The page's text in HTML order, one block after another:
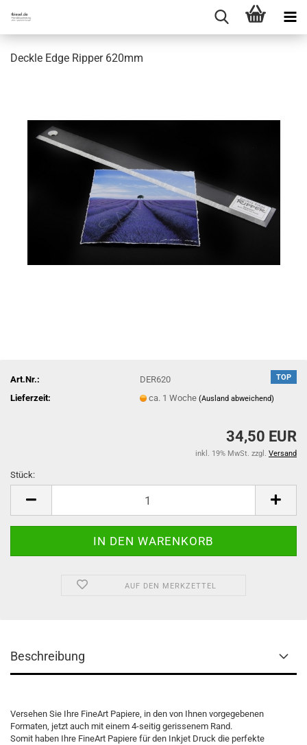
Deckle Edge Ripper 620mm
TOP
Art.Nr.:
DER620
Lieferzeit:
ca. 1 Woche(Ausland abweichend)
34,50 EUR
inkl. 19% MwSt. zzgl. Versand
Stück:
AUF DEN MERKZETTEL
Beschreibung
Versehen Sie Ihre FineArt Papiere, in den von Ihnen vorgegebenen
Formaten, jetzt auch mit einem 4-seitig gerissenem Rand.
Somit haben Ihre FineArt Papiere für den Inkjet Druck die perfekte